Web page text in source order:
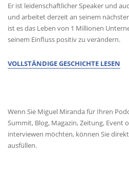
Er ist leidenschaftlicher Speaker und
und arbeitet derzeit an seinem
ist es das Leben von 1 Millionen
seinem Einfluss positiv zu verändern.
VOLLSTÄNDIGE GESCHICHTE LESEN
Wenn Sie Miguel Miranda für Ihren
Summit, Blog, Magazin, Zeitung, Event
interviewen möchten, können Sie
ausfüllen.